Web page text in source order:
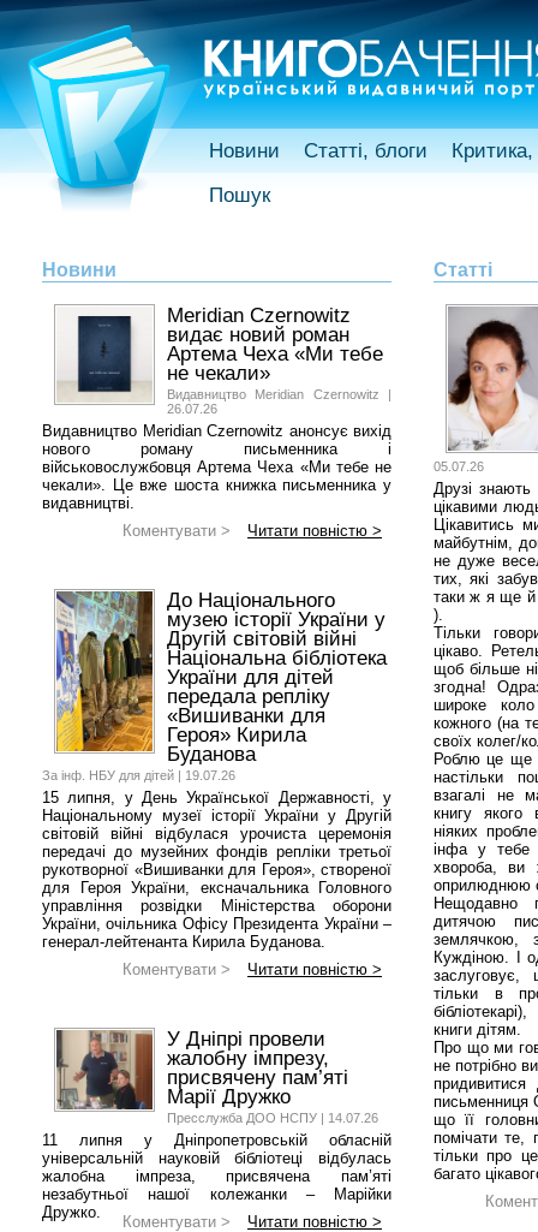
Новини Статті, блоги
Критика,
Пошук
Новини
Meridian Czernowitz
видає новий роман
Артема Чеха «Ми тебе
не чекали»
Видавництво Meridian Czernowitz |
26.07.26
Видавництво Meridian Czernowitz анонсує вихід
нового роману письменника і
військовослужбовця Артема Чеха «Ми тебе не
чекали». Це вже шоста книжка письменника у
видавництві.
Коментувати >
Читати повністю >
До Національного
музею історії України у
Другій світовій війні
Національна бібліотека
України для дітей
передала репліку
«Вишиванки для
Героя» Кирила
Буданова
За інф. НБУ для дітей | 19.07.26
15 липня, у День Української Державності, у
Національному музеї історії України у Другій
світовій війні відбулася урочиста церемонія
передачі до музейних фондів репліки третьої
рукотворної «Вишиванки для Героя», створеної
для Героя України, ексначальника Головного
управління розвідки Міністерства оборони
України, очільника Офісу Президента України –
генерал-лейтенанта Кирила Буданова.
Коментувати >
Читати повністю >
У Дніпрі провели
жалобну імпрезу,
присвячену пам’яті
Марії Дружко
Пресслужба ДОО НСПУ | 14.07.26
11 липня у Дніпропетровській обласній
універсальній науковій бібліотеці відбулась
жалобна імпреза, присвячена пам’яті
незабутньої нашої колежанки – Марійки
Дружко.
Коментувати > Читати повністю >
Статті
05.07.26
Друзі
цікавими
Цікавитись
майбутнім,
не дуже
тих, які
таки ж я ще й
).
Тільки
цікаво.
щоб більше
згодна!
широке
кожного (на
своїх колег/
Роблю це ще
настільки
взагалі не
книгу якого
ніяких
інфа у тебе
хвороба, ви
оприлюднюю
Нещодавно
дитячою
землячкою,
Куждіною. І
тільки в
книги дітям.
Про що ми
не потрібно
письменниця
що її
помічати те,
тільки про
багато